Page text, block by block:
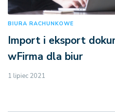
BIURA RACHUNKOWE
Import i eksport
wFirma dla biur
1 lipiec 2021